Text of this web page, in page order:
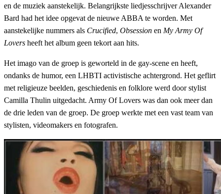
en de muziek aanstekelijk. Belangrijkste liedjesschrijver Alexander
Bard had het idee opgevat de nieuwe ABBA te worden. Met
aanstekelijke nummers als Crucified, Obsession en My Army Of
Lovers heeft het album geen tekort aan hits.
Het imago van de groep is geworteld in de gay-scene en heeft,
ondanks de humor, een LHBTI activistische achtergrond. Het geflirt
met religieuze beelden, geschiedenis en folklore werd door stylist
Camilla Thulin uitgedacht. Army Of Lovers was dan ook meer dan
de drie leden van de groep. De groep werkte met een vast team van
stylisten, videomakers en fotografen.